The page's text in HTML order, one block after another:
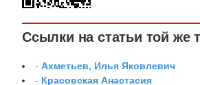
Ссылки на статьи той же
-Ахметьев, Илья Яковлевич
- Красовская Анастасия